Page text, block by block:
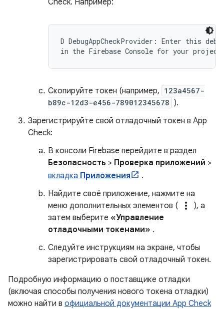
Check. Например:
D DebugAppCheckProvider: Enter this
Скопируйте токен (например, 123a4567-
b89c-12d3-e456-789012345678 ).
Зарегистрируйте свой отладочный токен в App
Check:
В консоли Firebase перейдите в раздел
Безопасность > Проверка приложений >
вкладка Приложения
.
Найдите своё приложение, нажмите на
меню дополнительных элементов (
more_vert
), а
затем выберите «Управление
отладочными токенами» .
Следуйте инструкциям на экране, чтобы
зарегистрировать свой отладочный токен.
Подробную информацию о поставщике отладки
(включая способы получения нового токена отладки)
можно найти в официальной документации App Check